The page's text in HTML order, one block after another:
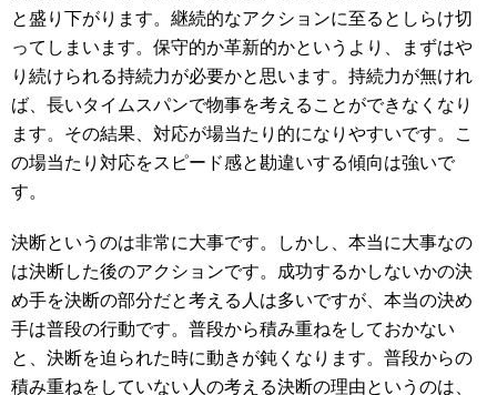
と盛り下がります。継続的なアクションに至るとしらけ切
ってしまいます。保守的か革新的かというより、まずはや
り続けられる持続力が必要かと思います。持続力が無けれ
ば、長いタイムスパンで物事を考えることができなくなり
ます。その結果、対応が場当たり的になりやすいです。こ
の場当たり対応をスピード感と勘違いする傾向は強いで
す。
決断というのは非常に大事です。しかし、本当に大事なの
は決断した後のアクションです。成功するかしないかの決
め手を決断の部分だと考える人は多いですが、本当の決め
手は普段の行動です。普段から積み重ねをしておかない
と、決断を迫られた時に動きが鈍くなります。普段からの
積み重ねをしていない人の考える決断の理由というのは、